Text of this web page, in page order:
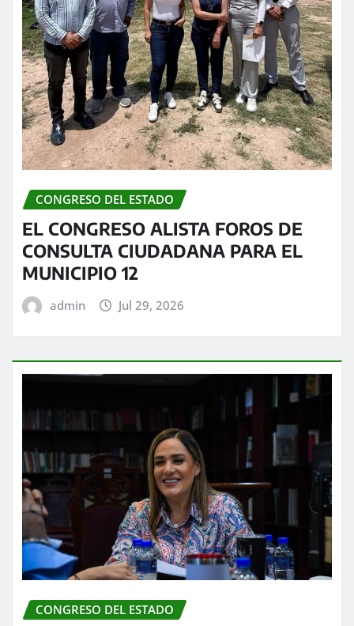
CONGRESO DEL ESTADO
EL CONGRESO ALISTA FOROS DE
CONSULTA CIUDADANA PARA EL
MUNICIPIO 12
admin Jul 29, 2026
CONGRESO DEL ESTADO